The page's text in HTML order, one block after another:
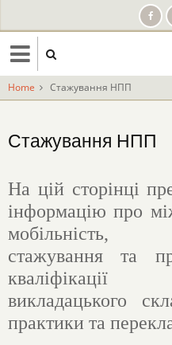
to
main
content
Home Стажування НПП
Стажування НПП
На цій сторінці
інформацію про
мобільність,
стажування та
викладацького
практики та